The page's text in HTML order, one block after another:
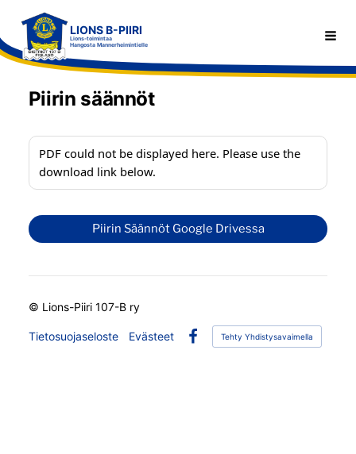
Siirry
sivun
sisältöön
LIONS B-PIIRI
Lions-toimintaa
Hangosta Mannerheimintielle
Piirin säännöt
PDF could not be displayed here. Please use the
download link below.
Piirin Säännöt Google Drivessa
© Lions-Piiri 107-B ry
Tietosuojaseloste
Evästeet
Facebook
Tehty Yhdistysavaimella